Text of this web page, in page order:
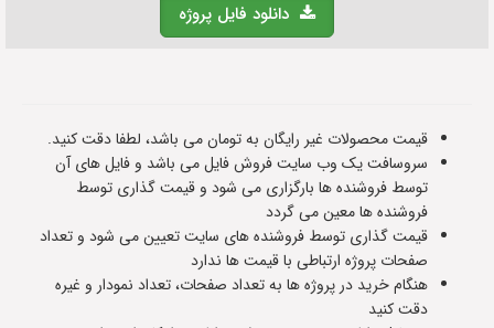
دانلود فایل پروژه
قیمت محصولات غیر رایگان به تومان می باشد، لطفا دقت کنید.
سروسافت یک وب سایت فروش فایل می باشد و فایل های آن
توسط فروشنده ها بارگزاری می شود و قیمت گذاری توسط
فروشنده ها معین می گردد
قیمت گذاری توسط فروشنده های سایت تعیین می شود و تعداد
صفحات پروژه ارتباطی با قیمت ها ندارد
هنگام خرید در پروژه ها به تعداد صفحات، تعداد نمودار و غیره
دقت کنید